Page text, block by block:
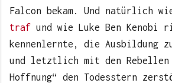
Falcon bekam. Und natürlich
traf und wie Luke Ben Kenobi
kennenlernte, die Ausbildung
und letztlich mit den Rebellen
Hoffnung“ den Todesstern